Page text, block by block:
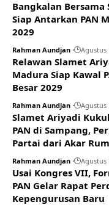
Bangkalan
Siap Antarkan PAN
2029
Rahman Aundjan Agustus
Relawan Slamet
Madura Siap Kawal
Besar 2029
Rahman Aundjan Agustus
Slamet Ariyadi
PAN di Sampang,
Partai dari Akar
Rahman Aundjan Agustus
Usai Kongres VII,
PAN Gelar Rapat
Kepengurusan Baru